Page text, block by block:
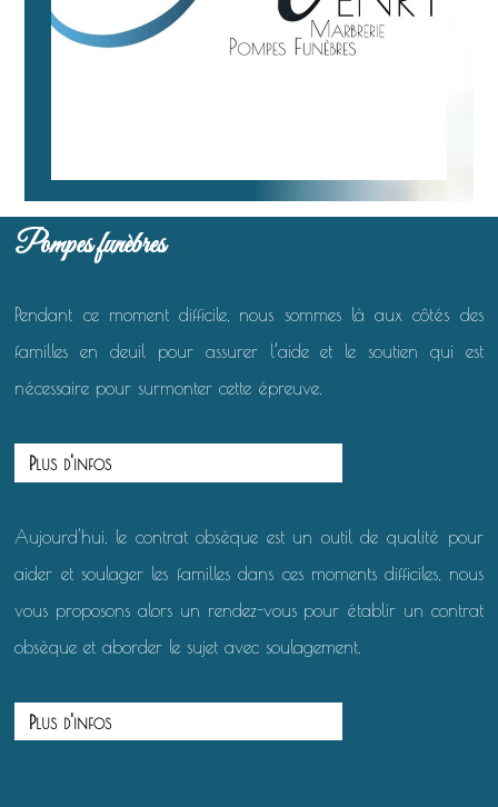
Pompes funèbres
Pendant ce moment difficile, nous sommes là aux côtés des
familles en deuil pour assurer l’aide et le soutien qui est
nécessaire pour surmonter cette épreuve.
Plus d'infos
Aujourd'hui, le contrat obsèque est un outil de qualité pour
aider et soulager les familles dans ces moments difficiles, nous
vous proposons alors un rendez-vous pour établir un contrat
obsèque et aborder le sujet avec soulagement.
Plus d'infos